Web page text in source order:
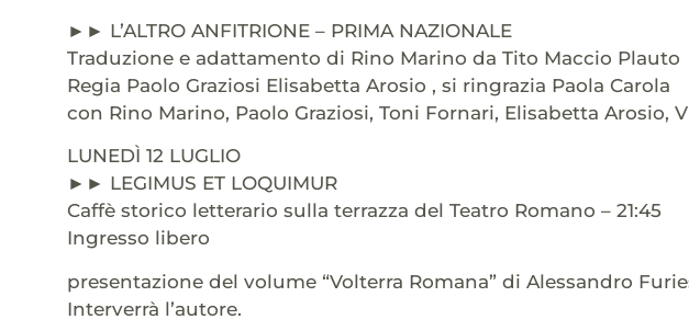
►► L’ALTRO ANFITRIONE – PRIMA NAZIONALE
Traduzione e adattamento di Rino Marino da Tito Maccio Plauto
Regia Paolo Graziosi Elisabetta Arosio , si ringrazia Paola Carola
con Rino Marino, Paolo Graziosi, Toni Fornari, Elisabetta Arosio,
LUNEDÌ 12 LUGLIO
►► LEGIMUS ET LOQUIMUR
Caffè storico letterario sulla terrazza del Teatro Romano – 21:45
Ingresso libero
presentazione del volume “Volterra Romana” di Alessandro
Interverrà l’autore.